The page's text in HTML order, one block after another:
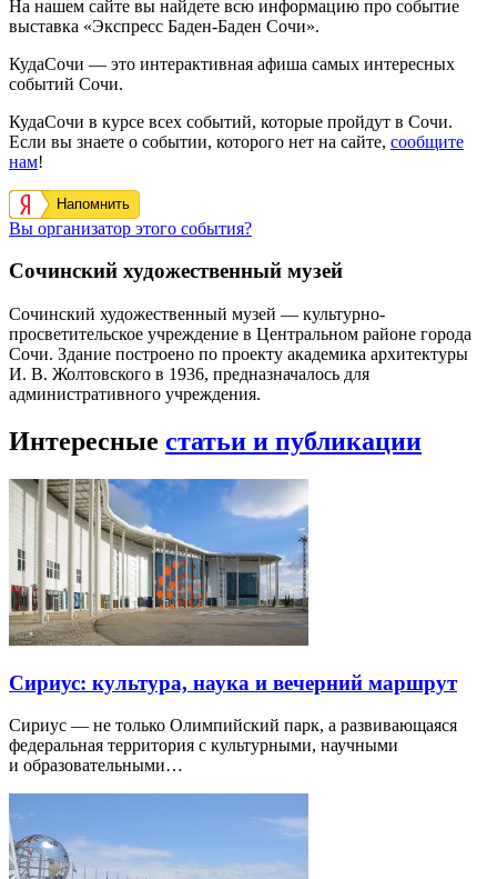
На нашем сайте вы найдете всю информацию про событие
выставка «Экспресс Баден-Баден Сочи».
КудаСочи — это интерактивная афиша самых интересных
событий Сочи.
КудаСочи в курсе всех событий, которые пройдут в Сочи.
Если вы знаете о событии, которого нет на сайте, сообщите
нам!
Напомнить
Вы организатор этого события?
Сочинский художественный музей
Сочинский художественный музей — культурно-
просветительское учреждение в Центральном районе города
Сочи. Здание построено по проекту академика архитектуры
И. В. Жолтовского в 1936, предназначалось для
административного учреждения.
Интересные статьи и публикации
Сириус: культура, наука и вечерний маршрут
Сириус — не только Олимпийский парк, а развивающаяся
федеральная территория с культурными, научными
и образовательными…